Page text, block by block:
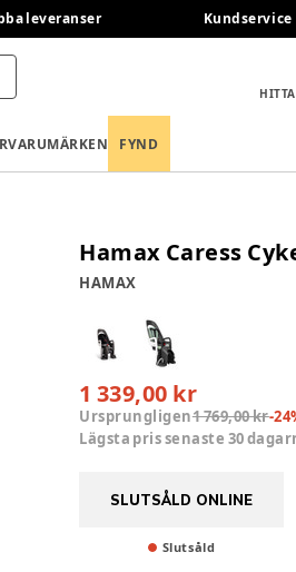
leveranser Kundservice
VARUMÄRKEN FYND
Hamax Caress
HAMAX
1 339,00 kr
Ursprungligen1 769,00 kr-24
Lägsta pris senaste 30
SLUTSÅLD ONLINE
Slutsåld